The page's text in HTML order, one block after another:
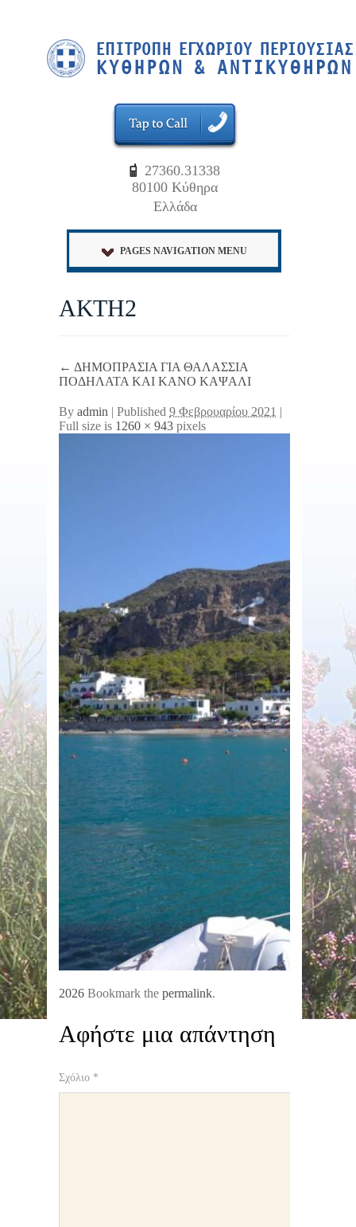
27360.31338
80100 Κύθηρα
Ελλάδα
PAGES NAVIGATION MENU
ΑΚΤΗ2
← ΔΗΜΟΠΡΑΣΙΑ ΓΙΑ ΘΑΛΑΣΣΙΑ
ΠΟΔΗΛΑΤΑ ΚΑΙ ΚΑΝΟ ΚΑΨΑΛΙ
By admin | Published 9 Φεβρουαρίου 2021 |
Full size is 1260 × 943 pixels
2026 Bookmark the permalink.
Αφήστε μια απάντηση
Σχόλιο *